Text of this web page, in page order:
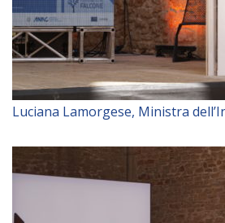
Luciana Lamorgese, Ministra